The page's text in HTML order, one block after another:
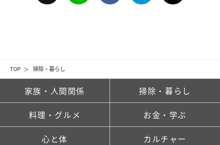
TOP 掃除・暮らし
家族・人間関係 掃除・暮らし
料理・グルメ お金・学ぶ
心と体 カルチャー